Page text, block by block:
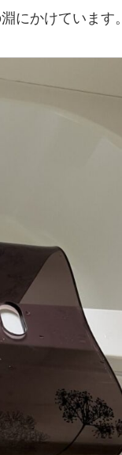
にかけています。